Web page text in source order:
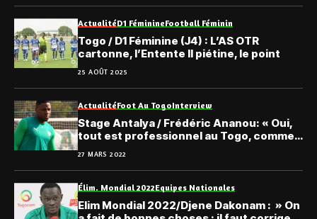
ActualitéD1 FéminineFootball Féminin
Togo / D1 Féminine (J4) : L’AS OTR
cartonne, l’Entente II piétine, le point
25 AOÛT 2025
ActualitéFoot Au TogoInterview
Stage Antalya / Frédéric Ananou: « Oui,
tout est professionnel au Togo, comme
en Allemagne… »
27 MARS 2022
Élim. Mondial 2022Equipes Nationales
Elim Mondial 2022/Djene Dakonam : » On